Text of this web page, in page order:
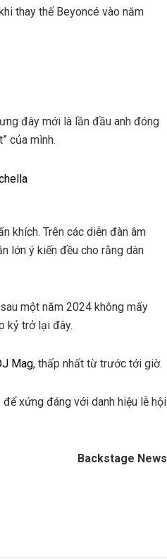
thay thế Beyoncé vào năm
đây mới là lần đầu anh đóng
của mình.
khích. Trên các diễn đàn âm
lớn ý kiến đều cho rằng dàn
một năm 2024 không mấy
kỷ trở lại đây.
Mag, thấp nhất từ trước tới giờ.
xứng đáng với danh hiệu lễ hội
Backstage News